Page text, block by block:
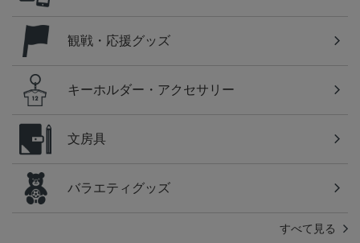
観戦・応援グッズ
キーホルダー・アクセサリー
文房具
バラエティグッズ
すべて見る